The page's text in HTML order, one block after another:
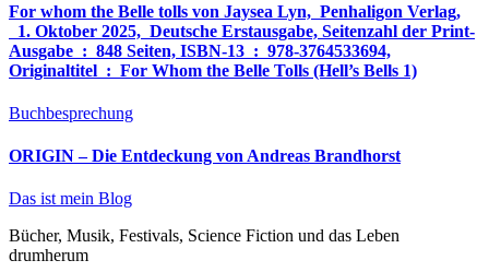
For whom the Belle tolls von Jaysea Lyn, ‎ Penhaligon Verlag,
‎ 1. Oktober 2025, ‎ Deutsche Erstausgabe, Seitenzahl der Print-
Ausgabe ‏ : ‎ 848 Seiten, ISBN-13 ‏ : ‎ 978-3764533694,
Originaltitel ‏ : ‎ For Whom the Belle Tolls (Hell’s Bells 1)
Buchbesprechung
ORIGIN – Die Entdeckung von Andreas Brandhorst
Das ist mein Blog
Bücher, Musik, Festivals, Science Fiction und das Leben
drumherum